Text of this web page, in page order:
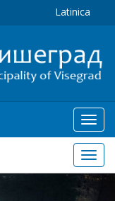
Latinica
мени